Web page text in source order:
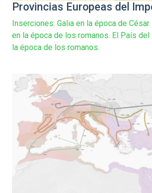
Provincias Europeas del
Inserciones: Galia en la época de
en la época de los romanos. El País del
la época de los romanos.